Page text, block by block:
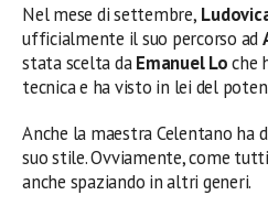
Nel mese di settembre,
ufficialmente il suo percorso ad
stata scelta daEmanuel Loche
tecnica e ha visto in lei del
Anche la maestra Celentano ha
suo stile. Ovviamente, come
anche spaziando in altri generi.